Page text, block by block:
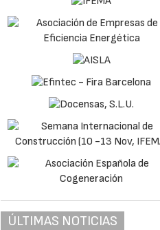
ÚLTIMAS NOTICIAS